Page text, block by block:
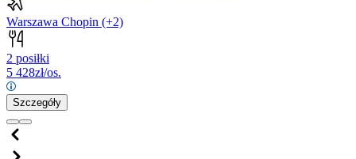
Warszawa Chopin (+2)
2 posiłki
5 428zł/os.
Szczegóły